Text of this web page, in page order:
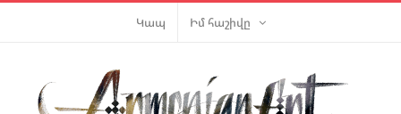
Կապ Իմ հաշիվը